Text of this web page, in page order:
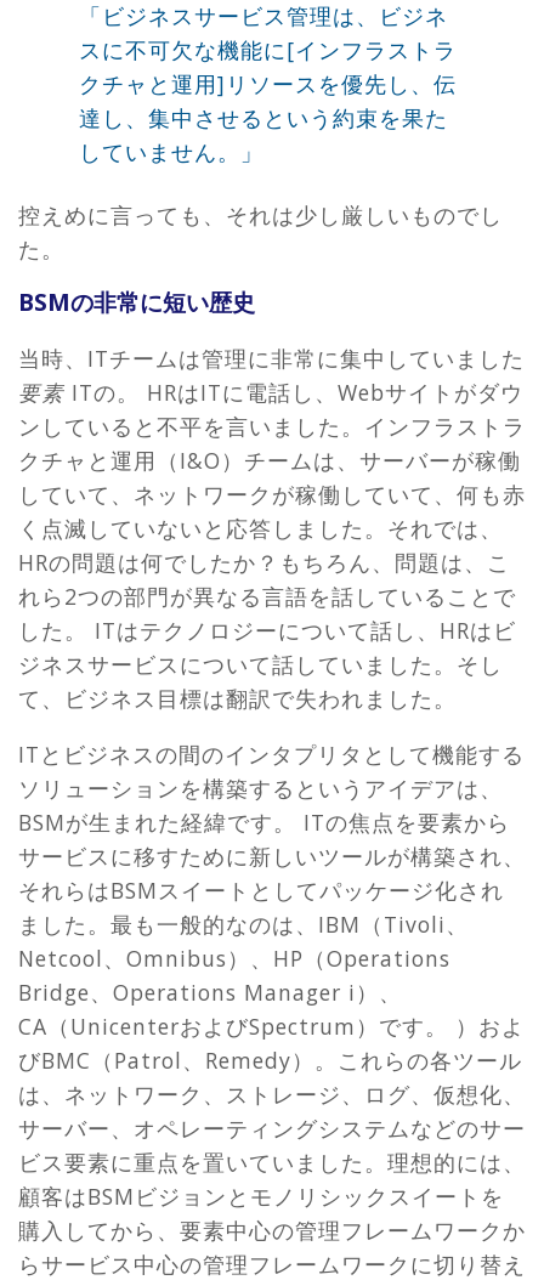
「ビジネスサービス管理は、ビジネ
スに不可欠な機能に[インフラストラ
クチャと運用]リソースを優先し、伝
達し、集中させるという約束を果た
していません。」
控えめに言っても、それは少し厳しいものでし
た。
BSMの非常に短い歴史
当時、ITチームは管理に非常に集中していました
要素 ITの。 HRはITに電話し、Webサイトがダウ
ンしていると不平を言いました。インフラストラ
クチャと運用（I&O）チームは、サーバーが稼働
していて、ネットワークが稼働していて、何も赤
く点滅していないと応答しました。それでは、
HRの問題は何でしたか？もちろん、問題は、こ
れら2つの部門が異なる言語を話していることで
した。 ITはテクノロジーについて話し、HRはビ
ジネスサービスについて話していました。そし
て、ビジネス目標は翻訳で失われました。
ITとビジネスの間のインタプリタとして機能する
ソリューションを構築するというアイデアは、
BSMが生まれた経緯です。 ITの焦点を要素から
サービスに移すために新しいツールが構築され、
それらはBSMスイートとしてパッケージ化され
ました。最も一般的なのは、IBM（Tivoli、
Netcool、Omnibus）、HP（Operations
Bridge、Operations Manager i）、
CA（UnicenterおよびSpectrum）です。 ）およ
びBMC（Patrol、Remedy）。これらの各ツール
は、ネットワーク、ストレージ、ログ、仮想化、
サーバー、オペレーティングシステムなどのサー
ビス要素に重点を置いていました。理想的には、
顧客はBSMビジョンとモノリシックスイートを
購入してから、要素中心の管理フレームワークか
らサービス中心の管理フレームワークに切り替え